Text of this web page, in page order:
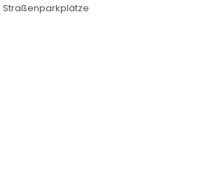
Straßenparkplätze